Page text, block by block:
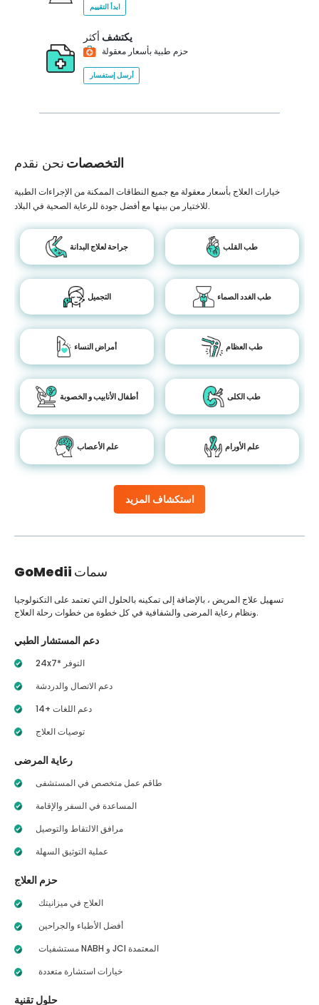
ابدأ التقييم
يكتشف أكثر
حزم طبية بأسعار معقولة
أرسل إستفسار
التخصصات نحن نقدم
استكشاف المزيد
خيارات العلاج بأسعار معقولة مع جميع النطاقات الممكنة من الإجراءات الطبية
للاختيار من بينها مع أفضل جودة للرعاية الصحية في البلاد.
جراحة لعلاج البدانة طب القلب
التجميل طب الغدد الصماء
أمراض النساء طب العظام
أطفال الأنابيب و الخصوبة طب الكلى
علم الأعصاب علم الأورام
GoMedii سمات
تسهيل علاج المريض ، بالإضافة إلى تمكينه بالحلول التي تعتمد على التكنولوجيا
ونظام رعاية المرضى والشفافية في كل خطوة من خطوات رحلة العلاج.
دعم المستشار الطبي
24x7* التوفر
دعم الاتصال والدردشة
14+ دعم اللغات
توصيات العلاج
رعاية المرضى
طاقم عمل متخصص في المستشفى
المساعدة في السفر والإقامة
مرافق الالتقاط والتوصيل
عملية التوثيق السهلة
حزم العلاج
العلاج في ميزانيتك
أفضل الأطباء والجراحين
مستشفيات NABH و JCI المعتمدة
خيارات استشارة متعددة
حلول تقنية